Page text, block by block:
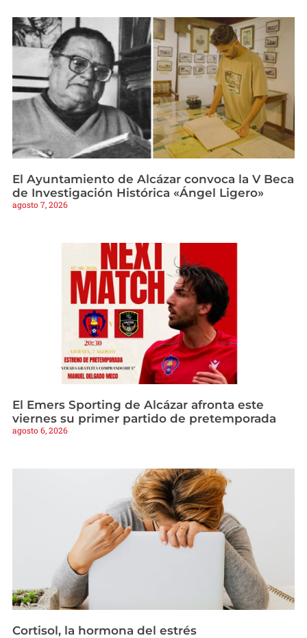
El Ayuntamiento de Alcázar convoca la V Beca
de Investigación Histórica «Ángel Ligero»
agosto 7, 2026
El Emers Sporting de Alcázar afronta este
viernes su primer partido de pretemporada
agosto 6, 2026
Cortisol, la hormona del estrés